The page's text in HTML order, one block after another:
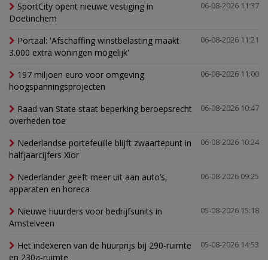
06-08-2026 11:37
SportCity opent nieuwe vestiging in
Doetinchem
06-08-2026 11:21
Portaal: 'Afschaffing winstbelasting maakt
3.000 extra woningen mogelijk'
06-08-2026 11:00
197 miljoen euro voor omgeving
hoogspanningsprojecten
06-08-2026 10:47
Raad van State staat beperking beroepsrecht
overheden toe
06-08-2026 10:24
Nederlandse portefeuille blijft zwaartepunt in
halfjaarcijfers Xior
06-08-2026 09:25
Nederlander geeft meer uit aan auto’s,
apparaten en horeca
05-08-2026 15:18
Nieuwe huurders voor bedrijfsunits in
Amstelveen
05-08-2026 14:53
Het indexeren van de huurprijs bij 290-ruimte
en 230a-ruimte